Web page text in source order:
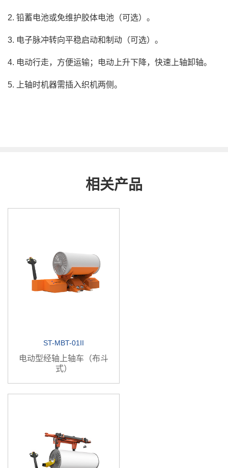
2. 铅蓄电池或免维护胶体电池（可选）。
3. 电子脉冲转向平稳启动和制动（可选）。
4. 电动行走，方便运输；电动上升下降，快速上轴卸轴。
5. 上轴时机器需插入织机两侧。
相关产品
ST-MBT-01II
电动型经轴上轴车（布斗
式）